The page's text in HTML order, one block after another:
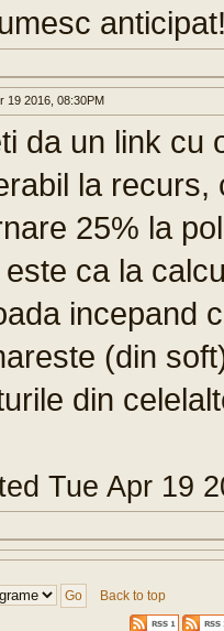
19 2016, 08:30PM
da un link cu
la recurs,
25% la
ca la
incepand
(din
din
Tue Apr 19
Back to top